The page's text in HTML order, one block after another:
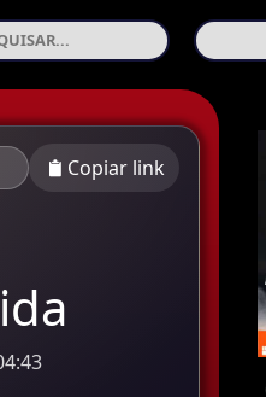
Copiar link